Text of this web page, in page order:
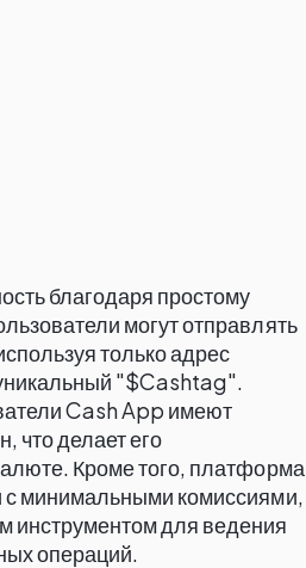
благодаря простому
могут отправлять
только адрес
"$Cashtag".
Cash App имеют
что делает его
Кроме того, платформа
с минимальными комиссиями,
инструментом для ведения
операций.